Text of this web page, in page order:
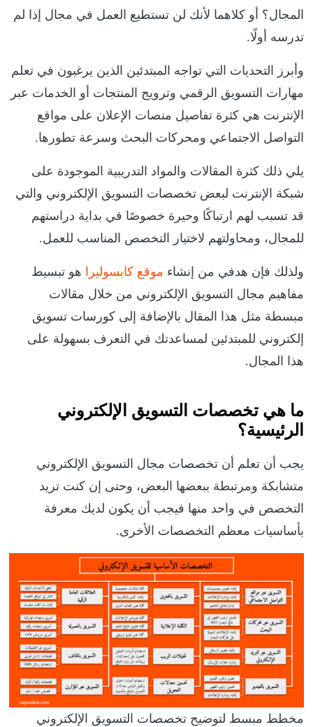
المجال؟ أو كلاهما لأنك لن تستطيع العمل في مجال إذا لم
تدرسه أولًا.
وأبرز التحديات التي تواجه المبتدئين الذين يرغبون في تعلم
مهارات التسويق الرقمي وترويج المنتجات أو الخدمات عبر
الإنترنت هي كثرة تفاصيل منصات الإعلان على مواقع
التواصل الاجتماعي ومحركات البحث وسرعة تطورها.
يلي ذلك كثرة المقالات والمواد التدريبية الموجودة على
شبكة الإنترنت لبعض تخصصات التسويق الإلكتروني والتي
قد تسبب لهم ارتباكًا وحيرة خصوصًا في بداية دراستهم
للمجال، ومحاولتهم لاختيار التخصص المناسب للعمل.
ولذلك فإن هدفي من إنشاء موقع كابسوليرا
هو تبسيط
مفاهيم مجال التسويق الإلكتروني من خلال مقالات
مبسطة مثل هذا المقال بالإضافة إلى كورسات تسويق
إلكتروني للمبتدئين لمساعدتك في التعرف بسهولة على
هذا المجال.
ما هي تخصصات التسويق الإلكتروني
الرئيسية؟
يجب أن تعلم أن تخصصات مجال التسويق الإلكتروني
متشابكة ومرتبطة ببعضها البعض، وحتى إن كنت تريد
التخصص في واحد منها فيجب أن يكون لديك معرفة
بأساسيات معظم التخصصات الأخرى.
مخطط مبسط لتوضيح تخصصات التسويق الإلكتروني